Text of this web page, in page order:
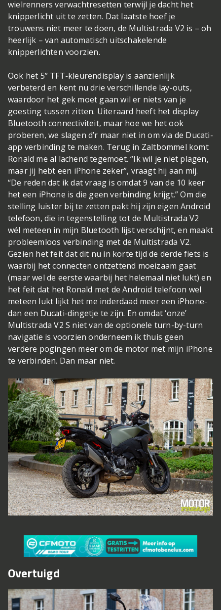
wielrenners verwachtresetten terwijl je dacht het
knipperlicht uit te zetten. Dat laatste hoef je
trouwens niet meer te doen, de Multistrada V2 is – oh
heerlijk – van automatisch uitschakelende
knipperlichten voorzien.
Ook het 5” TFT-kleurendisplay is aanzienlijk
verbeterd en kent nu drie verschillende lay-outs,
waardoor het gek moet gaan wil er niets van je
goesting tussen zitten. Uiteraard heeft het display
Bluetooth connectiviteit, maar hoe we het ook
proberen, we slagen d’r maar niet in om via de Ducati-
app verbinding te maken. Terug in Zaltbommel komt
Ronald me al lachend tegemoet. “Ik wil je niet plagen,
maar jij hebt een iPhone zeker”, vraagt hij aan mij.
“De reden dat ik dat vraag is omdat 9 van de 10 keer
het een iPhone is die geen verbinding krijgt.” Om die
stelling luister bij te zetten pakt hij zijn eigen Android
telefoon, die in tegenstelling tot de Multistrada V2
wél meteen in mijn Bluetooth lijst verschijnt, en maakt
probleemloos verbinding met de Multistrada V2.
Gezien het feit dat dit nu in korte tijd de derde fiets is
waarbij het connecten ontzettend moeizaam gaat
(maar wel de eerste waarbij het helemaal niet lukt) en
het feit dat het Ronald met de Android telefoon wel
meteen lukt lijkt het me inderdaad meer een iPhone-
dan een Ducati-dingetje te zijn. En omdat ‘onze’
Multistrada V2 S niet van de optionele turn-by-turn
navigatie is voorzien onderneem ik thuis geen
verdere pogingen meer om de motor met mijn iPhone
te verbinden. Dan maar niet.
Overtuigd